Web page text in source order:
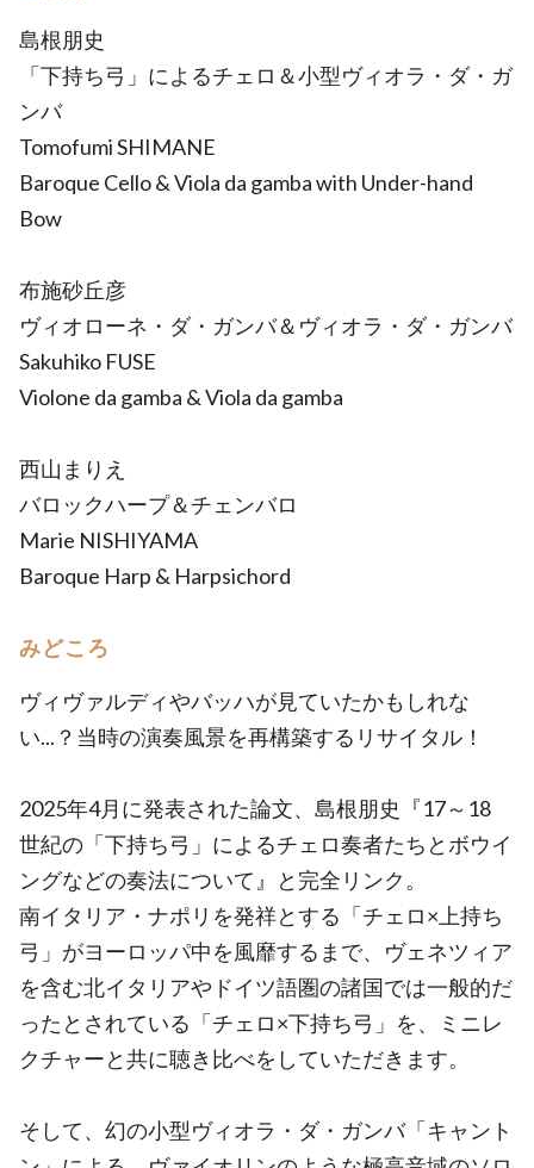
島根朋史
「下持ち弓」によるチェロ＆小型ヴィオラ・ダ・ガ
ンバ
Tomofumi SHIMANE
Baroque Cello & Viola da gamba with Under-hand
Bow
布施砂丘彦
ヴィオローネ・ダ・ガンバ＆ヴィオラ・ダ・ガンバ
Sakuhiko FUSE
Violone da gamba & Viola da gamba
西山まりえ
バロックハープ＆チェンバロ
Marie NISHIYAMA
Baroque Harp & Harpsichord
みどころ
ヴィヴァルディやバッハが見ていたかもしれな
い...？当時の演奏風景を再構築するリサイタル！
2025年4月に発表された論文、島根朋史『17～18
世紀の「下持ち弓」によるチェロ奏者たちとボウイ
ングなどの奏法について』と完全リンク。
南イタリア・ナポリを発祥とする「チェロ×上持ち
弓」がヨーロッパ中を風靡するまで、ヴェネツィア
を含む北イタリアやドイツ語圏の諸国では一般的だ
ったとされている「チェロ×下持ち弓」を、ミニレ
クチャーと共に聴き比べをしていただきます。
そして、幻の小型ヴィオラ・ダ・ガンバ「キャント